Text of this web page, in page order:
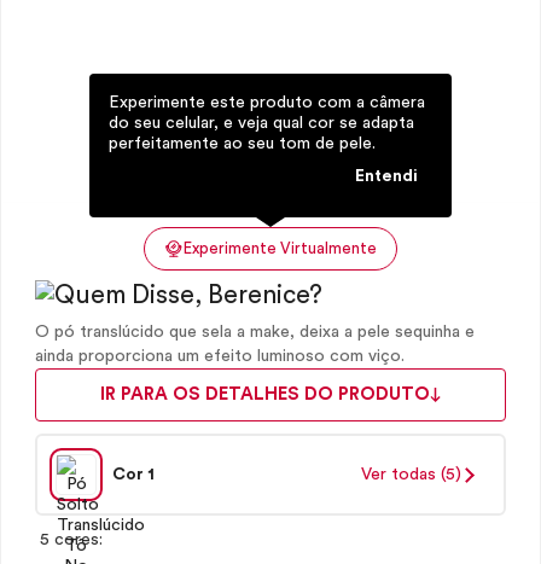
Experimente Virtualmente
Experimente este produto com a câmera
do seu celular, e veja qual cor se adapta
perfeitamente ao seu tom de pele.
Entendi
O pó translúcido que sela a make, deixa a pele sequinha e
ainda proporciona um efeito luminoso com viço.
IR PARA OS DETALHES DO PRODUTO
Cor 1 Ver todas (5)
5 cores: